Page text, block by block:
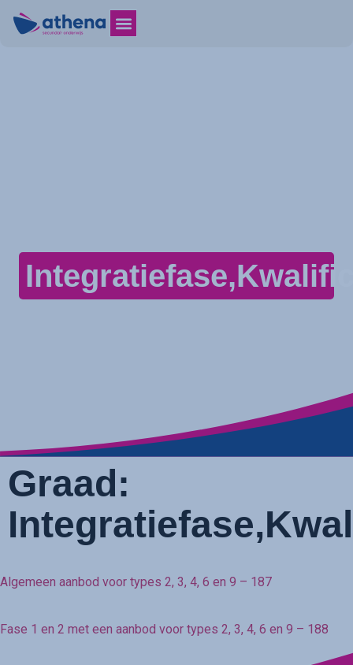
Graad:
Algemeen aanbod voor types 2, 3, 4, 6 en 9 – 187
Fase 1 en 2 met een aanbod voor types 2, 3, 4, 6 en 9 – 188